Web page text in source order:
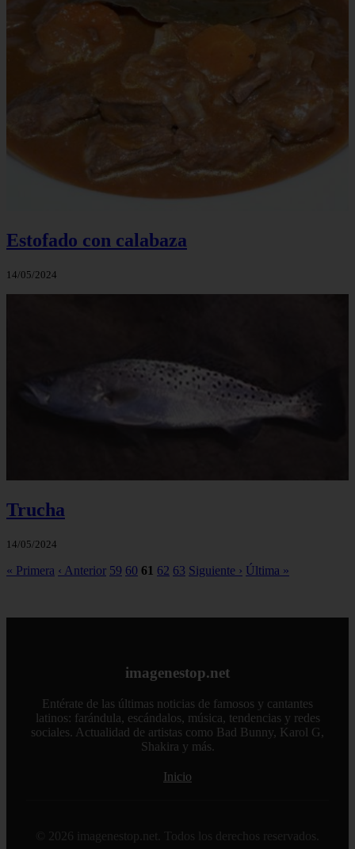
Estofado con calabaza
14/05/2024
Trucha
14/05/2024
« Primera ‹ Anterior 59 60 61 62 63 Siguiente › Última »
imagenestop.net
Entérate de las últimas noticias de famosos y cantantes
latinos: farándula, escándalos, música, tendencias y redes
sociales. Actualidad de artistas como Bad Bunny, Karol G,
Shakira y más.
Inicio
© 2026 imagenestop.net. Todos los derechos reservados.